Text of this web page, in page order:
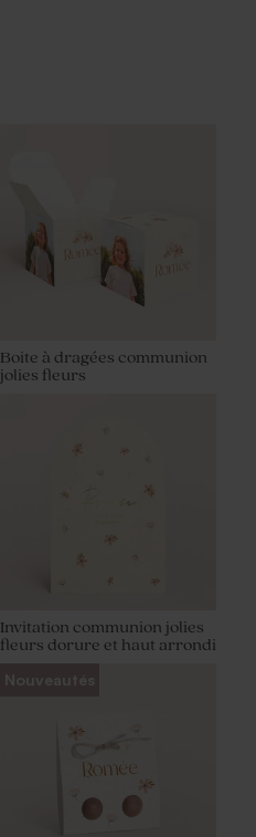
Boite à dragées communion
jolies fleurs
Invitation communion jolies
fleurs dorure et haut arrondi
Nouveautés